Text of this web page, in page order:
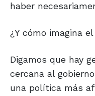
haber
¿Y cómo imagina
Digamos que hay
cercana al
una política más